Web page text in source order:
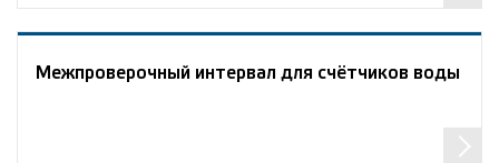
Межпроверочный интервал для счётчиков воды